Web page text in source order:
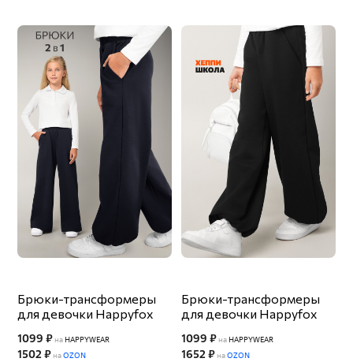
Брюки-трансформеры
для девочки Happyfox
1099 ₽ на HAPPYWEAR
1502 ₽ наOZON
Брюки-трансформеры
для девочки Happyfox
1099 ₽ на HAPPYWEAR
1652 ₽ наOZON